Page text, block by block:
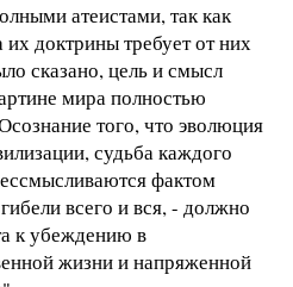
атеистами, так как
их доктрины требует от них
сказано, цель и смысл
мира полностью
того, что эволюция
судьба каждого
фактом
всего и вся, - должно
к убеждению в
жизни и напряженной